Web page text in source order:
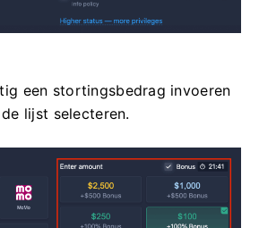
een stortingsbedrag invoeren
lijst selecteren.